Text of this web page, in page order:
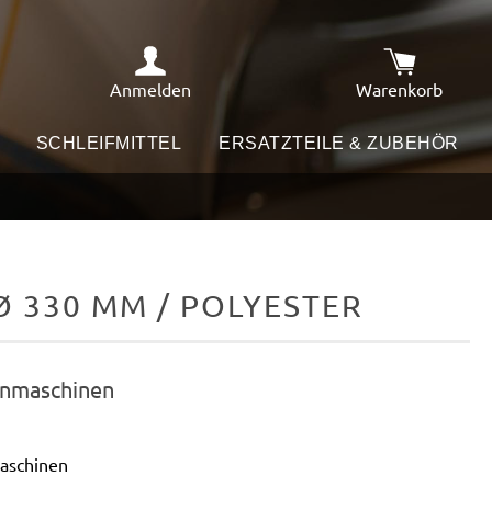
Anmelden
Warenkorb
SCHLEIFMITTEL ERSATZTEILE & ZUBEHÖR
330 MM / POLYESTER